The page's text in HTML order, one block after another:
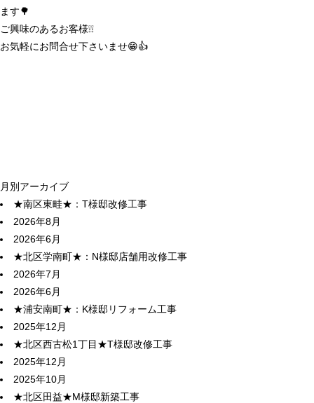
ます🌳
ご興味のあるお客様❕❕
お気軽にお問合せ下さいませ😁👍
月別アーカイブ
★南区東畦★：T様邸改修工事
2026年8月
2026年6月
★北区学南町★：N様邸店舗用改修工事
2026年7月
2026年6月
★浦安南町★：K様邸リフォーム工事
2025年12月
★北区西古松1丁目★T様邸改修工事
2025年12月
2025年10月
★北区田益★M様邸新築工事